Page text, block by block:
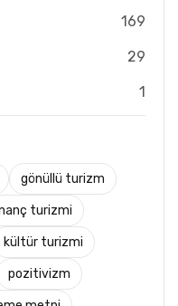
169
29
1
gönüllü turizm
turizmi
kültür turizmi
pozitivizm